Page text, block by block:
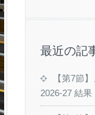
最近の記
【第7節
2026-27 結果